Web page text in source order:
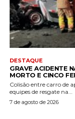
DESTAQUE
GRAVE ACIDENTE
MORTO E CINCO
Colisão entre carro de
equipes de resgate na...
7 de agosto de 2026